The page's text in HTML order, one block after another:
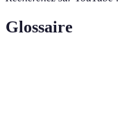
Glossaire